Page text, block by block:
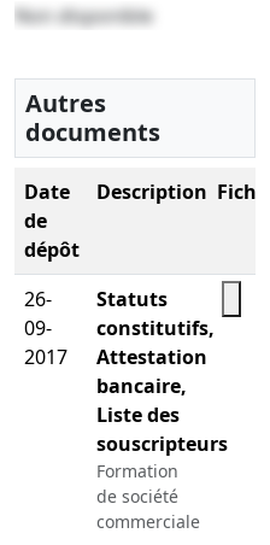
Non disponible
Autres
documents
Date
de
dépôt
Description
26-
09-
2017
Statuts
constitutifs,
Attestation
bancaire,
Liste des
souscripteurs
Formation
de société
commerciale